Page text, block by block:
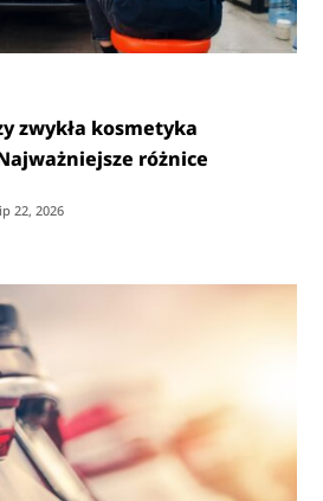
zwykła kosmetyka
różnice
22, 2026